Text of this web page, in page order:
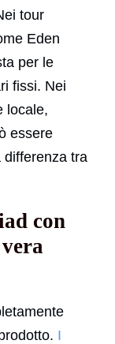
tour
Eden
per le
fissi. Nei
locale,
essere
differenza tra
con
I